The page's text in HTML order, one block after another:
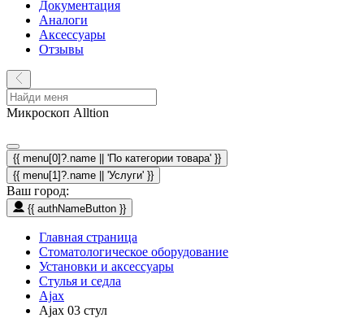
Документация
Аналоги
Аксессуары
Отзывы
Микроскоп Alltion
{{ menu[0]?.name || 'По категории товара' }}
{{ menu[1]?.name || 'Услуги' }}
Ваш город:
{{ authNameButton }}
Главная страница
Стоматологическое оборудование
Установки и аксессуары
Стулья и седла
Ajax
Ajax 03 стул